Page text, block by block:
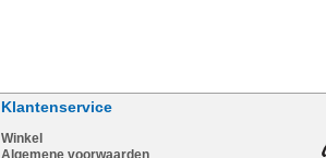
Klantenservice
Winkel
Algemene voorwaarden